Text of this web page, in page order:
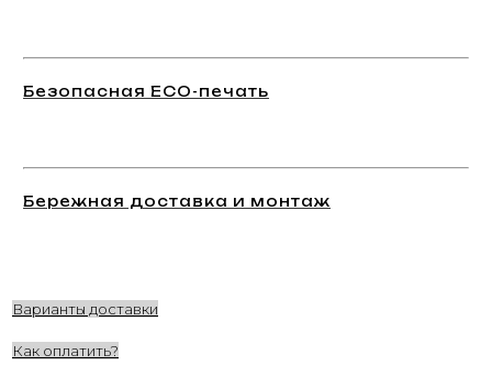
Безопасная ECO-печать
Бережная доставка и монтаж
Варианты доставки
Как оплатить?